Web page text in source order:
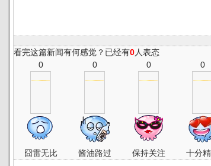
看完这篇新闻有何感觉？已经有0人表态
0
囧雷无比
0
酱油路过
0
保持关注
0
十分